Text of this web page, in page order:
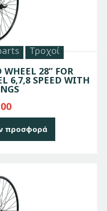
Τροχοί
WHEEL 28” FOR
6,7,8 SPEED WITH
προσφορά